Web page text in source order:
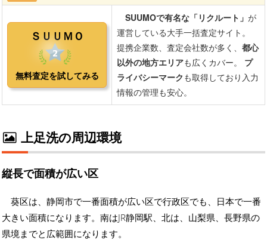
上足洗の周辺環境
縦長で面積が広い区
葵区は、静岡市で一番面積が広い区で行政区でも、日本で一番
大きい面積になります。南はJR静岡駅、北は、山梨県、長野県の
県境までと広範囲になります。